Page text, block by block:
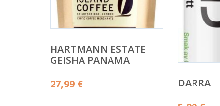
HARTMANN ESTATE
GEISHA PANAMA
27,99 €
DARRA